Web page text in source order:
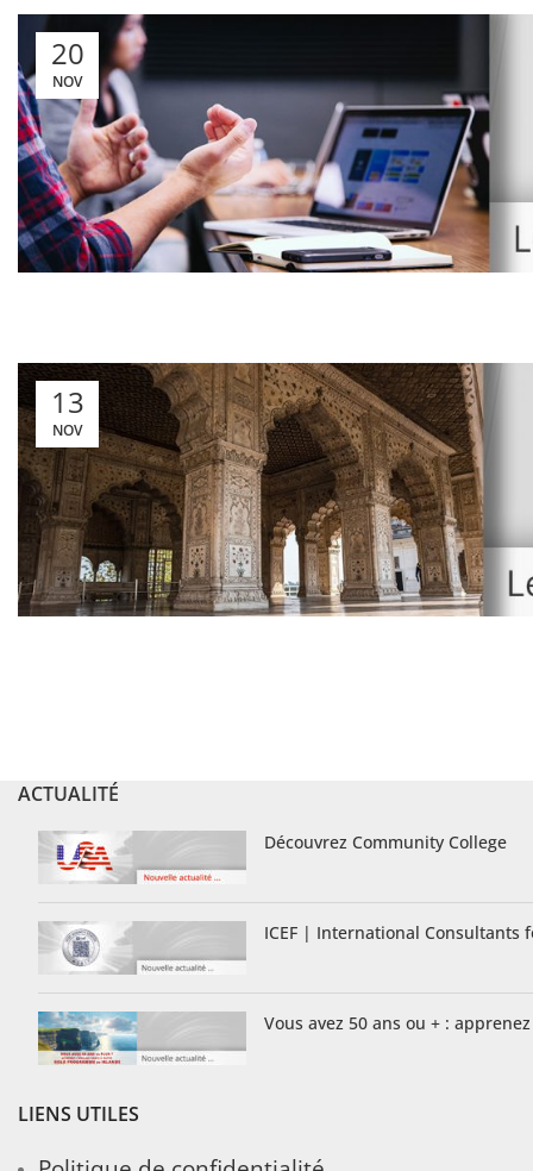
20
NOV
13
NOV
ACTUALITÉ
Découvrez Community College
ICEF | International Consultants
Vous avez 50 ans ou + :
LIENS UTILES